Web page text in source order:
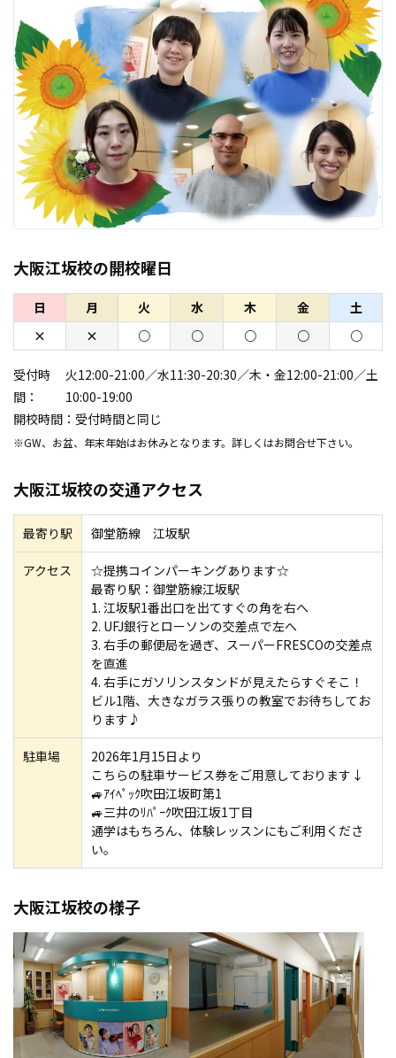
大阪江坂校の開校曜日
日 月 火 水 木 金
土
×
× ○ ○ ○ ○ ○
受付時
間：
火12:00-21:00／水11:30-20:30／木・金12:00-21:00／土
10:00-19:00
開校時間： 受付時間と同じ
※GW、お盆、年末年始はお休みとなります。詳しくはお問合せ下さい。
大阪江坂校の交通アクセス
最寄り駅 御堂筋線 江坂駅
アクセス
☆提携コインパーキングあります☆
最寄り駅：御堂筋線江坂駅
1. 江坂駅1番出口を出てすぐの角を右へ
2. UFJ銀行とローソンの交差点で左へ
3. 右手の郵便局を過ぎ、スーパーFRESCOの交差点
を直進
4. 右手にガソリンスタンドが見えたらすぐそこ！
ビル1階、大きなガラス張りの教室でお待ちしてお
ります♪
駐車場
2026年1月15日より
こちらの駐車サービス券をご用意しております↓
🚙ｱｲﾍﾟｯｸ吹田江坂町第1
🚙三井のﾘﾊﾟｰｸ吹田江坂1丁目
通学はもちろん、体験レッスンにもご利用くださ
い。
大阪江坂校の様子